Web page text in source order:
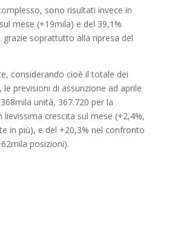
sono risultati invece in
mese (+19mila) e del 39,1%
grazie soprattutto alla ripresa del
considerando cioè il totale dei
previsioni di assunzione ad aprile
unità, 367.720 per la
lievissima crescita sul mese (+2,4%,
in più), e del +20,3% nel confronto
posizioni).